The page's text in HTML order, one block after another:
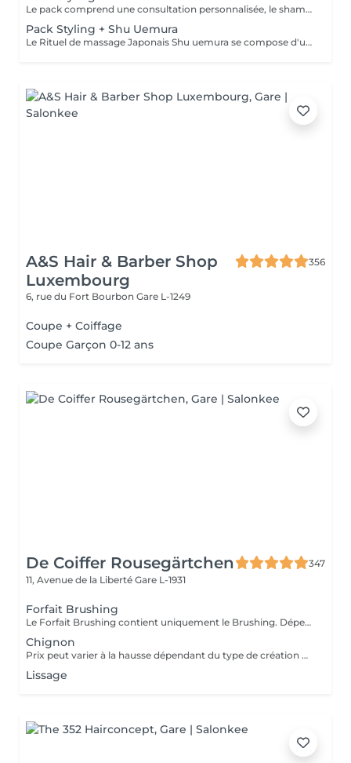
Le pack comprend une consultation personnalisée, le shampooing et le conditionneur spécifiques REDKEN , le séchage et les produits de styling REDKEN * Tarifs à titre indicatifs à confirmer après la consultation personnalisée établit auprès de votre coiffeur/stylist/spécialiste * La direction se réserve le droit d’apporter des modifications pour le bon fonctionnement du salon
Pack Styling + Shu Uemura
Le Rituel de massage Japonais Shu uemura se compose d'un shampooing et d'un soin d'une durée de 30 minutes pour une relaxation une une réparation intense du cheveu et ensuite le pack styling
A&S Hair & Barber Shop
Luxembourg
356
6, rue du Fort Bourbon Gare L-1249
Coupe + Coiffage
Coupe Garçon 0-12 ans
De Coiffer Rousegärtchen
347
11, Avenue de la Liberté Gare L-1931
Forfait Brushing
Le Forfait Brushing contient uniquement le Brushing. Dépendant de la longueur des cheveux, le prix peut varier. En cas de questions veuillez appeler au +352 27 70 21 25.
Chignon
Prix peut varier à la hausse dépendant du type de création finalement réalisée.
Lissage